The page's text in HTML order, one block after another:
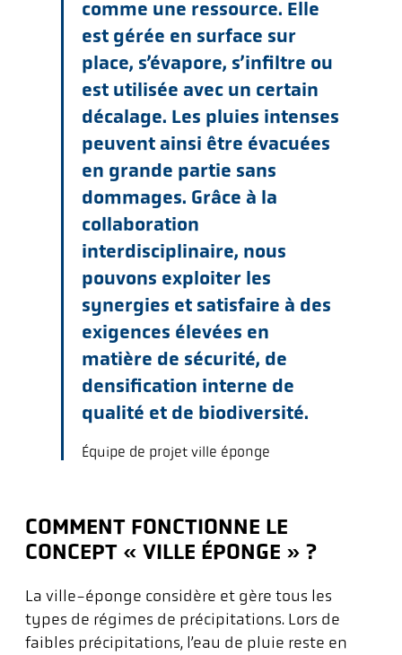
comme une ressource. Elle
est gérée en surface sur
place, s’évapore, s’infiltre ou
est utilisée avec un certain
décalage. Les pluies intenses
peuvent ainsi être évacuées
en grande partie sans
dommages. Grâce à la
collaboration
interdisciplinaire, nous
pouvons exploiter les
synergies et satisfaire à des
exigences élevées en
matière de sécurité, de
densification interne de
qualité et de biodiversité.
Équipe de projet ville éponge
COMMENT FONCTIONNE LE
CONCEPT « VILLE ÉPONGE » ?
La ville-éponge considère et gère tous les
types de régimes de précipitations. Lors de
faibles précipitations, l’eau de pluie reste en